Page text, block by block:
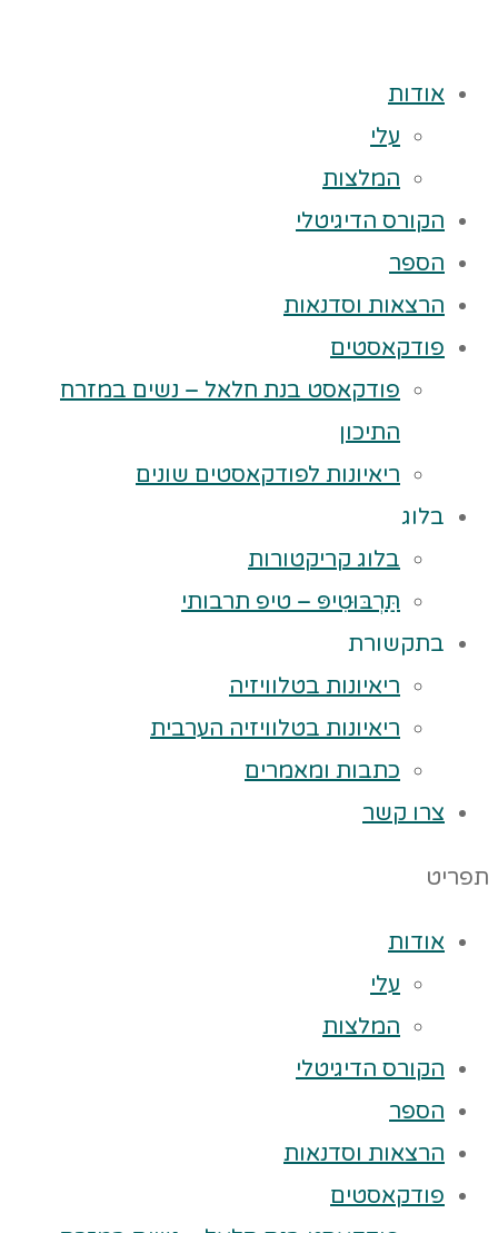
אודות
עלי
המלצות
הקורס הדיגיטלי
הספר
הרצאות וסדנאות
פודקאסטים
פודקאסט בנת חלאל – נשים במזרח
התיכון
ריאיונות לפודקאסטים שונים
בלוג
בלוג קריקטורות
תַּרְבּוּטִיפּ – טיפ תרבותי
בתקשורת
ריאיונות בטלוויזיה
ריאיונות בטלוויזיה הערבית
כתבות ומאמרים
צרו קשר
תפריט
אודות
עלי
המלצות
הקורס הדיגיטלי
הספר
הרצאות וסדנאות
פודקאסטים